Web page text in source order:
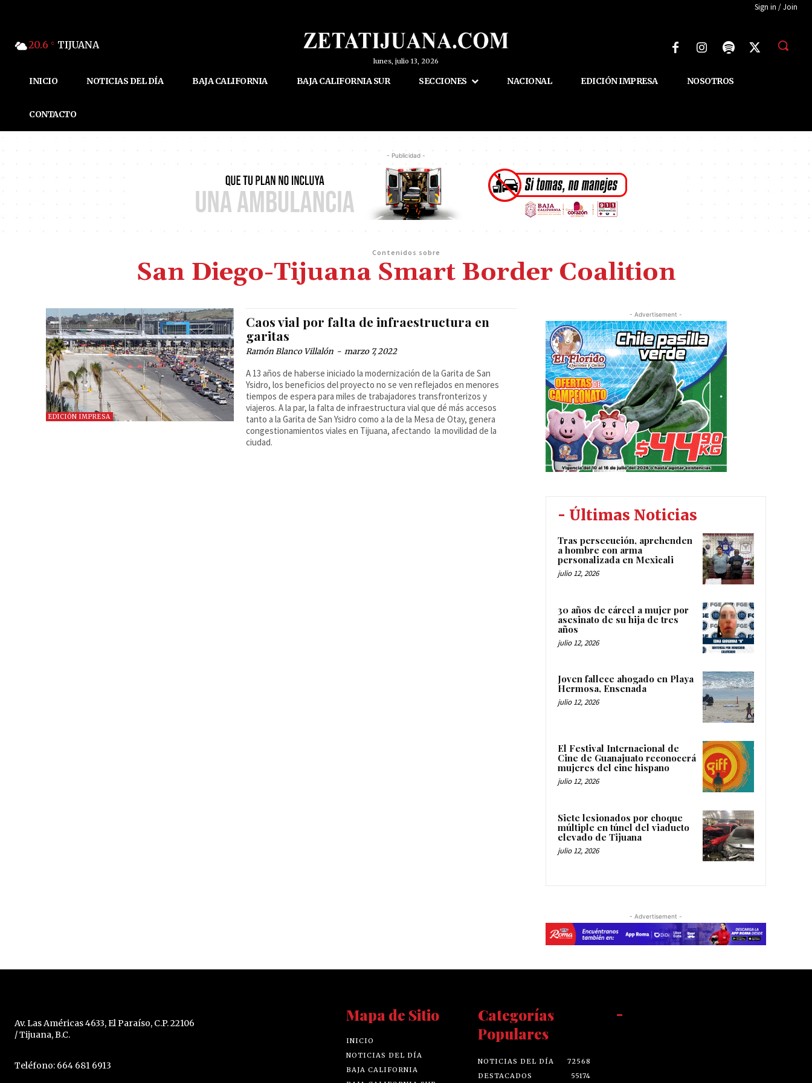
Sign in / Join
20.6 C TIJUANA
lunes, julio 13, 2026
INICIO NOTICIAS DEL DÍA BAJA CALIFORNIA BAJA CALIFORNIA SUR SECCIONES NACIONAL EDICIÓN IMPRESA NOSOTROS
CONTACTO
- Publicidad -
Contenidos sobre
San Diego-Tijuana Smart Border Coalition
EDICIÓN IMPRESA
Caos vial por falta de infraestructura en
garitas
Ramón Blanco Villalón - marzo 7, 2022
A 13 años de haberse iniciado la modernización de la Garita de San
Ysidro, los beneficios del proyecto no se ven reflejados en menores
tiempos de espera para miles de trabajadores transfronterizos y
viajeros. A la par, la falta de infraestructura vial que dé más accesos
tanto a la Garita de San Ysidro como a la de la Mesa de Otay, genera
congestionamientos viales en Tijuana, afectando la movilidad de la
ciudad.
- Advertisement -
- Últimas Noticias
Tras persecución, aprehenden
a hombre con arma
personalizada en Mexicali
julio 12, 2026
30 años de cárcel a mujer por
asesinato de su hija de tres
años
julio 12, 2026
Joven fallece ahogado en Playa
Hermosa, Ensenada
julio 12, 2026
El Festival Internacional de
Cine de Guanajuato reconocerá
mujeres del cine hispano
julio 12, 2026
Siete lesionados por choque
múltiple en túnel del viaducto
elevado de Tijuana
julio 12, 2026
- Advertisement -
Av. Las Américas 4633, El Paraíso, C.P. 22106
/ Tijuana, B.C.
Teléfono: 664 681 6913
Mapa de Sitio
INICIO
NOTICIAS DEL DÍA
BAJA CALIFORNIA
Categorías
Populares
NOTICIAS DEL DÍA
72568
DESTACADOS
55174
-